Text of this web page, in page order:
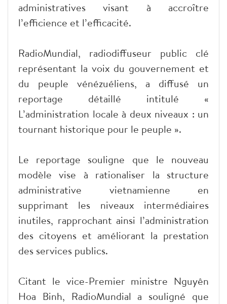
administratives visant à accroître
l’efficience et l’efficacité.
RadioMundial, radiodiffuseur public clé
représentant la voix du gouvernement et
du peuple vénézuéliens, a diffusé un
reportage détaillé intitulé «
L’administration locale à deux niveaux : un
tournant historique pour le peuple ».
Le reportage souligne que le nouveau
modèle vise à rationaliser la structure
administrative vietnamienne en
supprimant les niveaux intermédiaires
inutiles, rapprochant ainsi l’administration
des citoyens et améliorant la prestation
des services publics.
Citant le vice-Premier ministre Nguyên
Hoa Binh, RadioMundial a souligné que